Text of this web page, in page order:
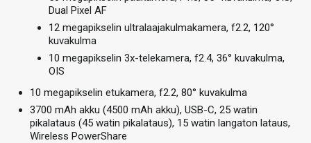
Dual Pixel AF
12 megapikselin ultralaajakulmakamera, f2.2, 120°
kuvakulma
10 megapikselin 3x-telekamera, f2.4, 36° kuvakulma,
OIS
10 megapikselin etukamera, f2.2, 80° kuvakulma
3700 mAh akku (4500 mAh akku), USB-C, 25 watin
pikalataus (45 watin pikalataus), 15 watin langaton lataus,
Wireless PowerShare